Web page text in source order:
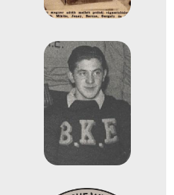
Farkas Mátyás Lajos
7
1936. aug.